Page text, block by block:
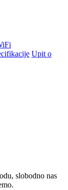
Upit o
slobodno nas